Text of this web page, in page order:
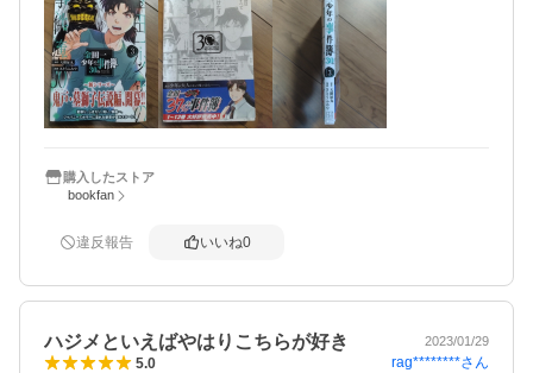
購入したストア
bookfan
違反報告 いいね0
ハジメといえばやはりこちらが好き 2023/01/29
5.0 rag********さん